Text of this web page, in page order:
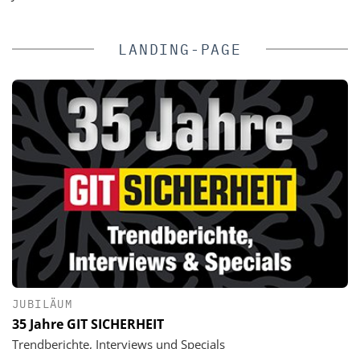
LANDING-PAGE
JUBILÄUM
35 Jahre GIT SICHERHEIT
Trendberichte, Interviews und Specials